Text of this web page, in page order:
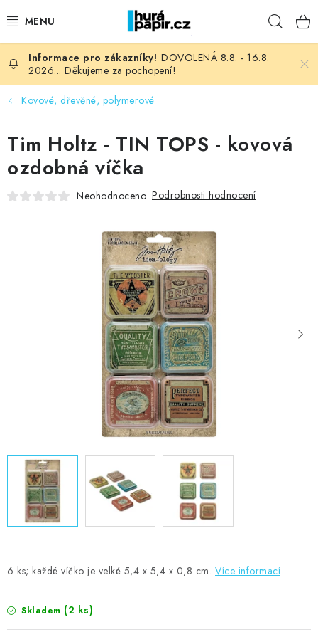
na
NOVINKY
HURÁ DÍLNA
VŠECHNO ZBOŽÍ
KNIHAŘSKÝ MATERIÁL
MOJE OBJEDNÁVKA
Moje objednávka
Oblíbené ♥️
Hodnocení obchodu
Obchodní podmínky
Podmínky ochrany osobních údajů
Ověřování recenzí
Jak nakupovat
DOVOLENÁ 8.8. - 16.8.
2026... Děkujeme za pochopení!
Kovové, dřevěné, polymerové
6 ks; každé víčko je velké 5,4 x 5,4 x 0,8 cm. Více informací
Skladem (2 ks)
Tim Holtz - TIN TOPS - kovová
ozdobná víčka
Neohodnoceno Podrobnosti hodnocení